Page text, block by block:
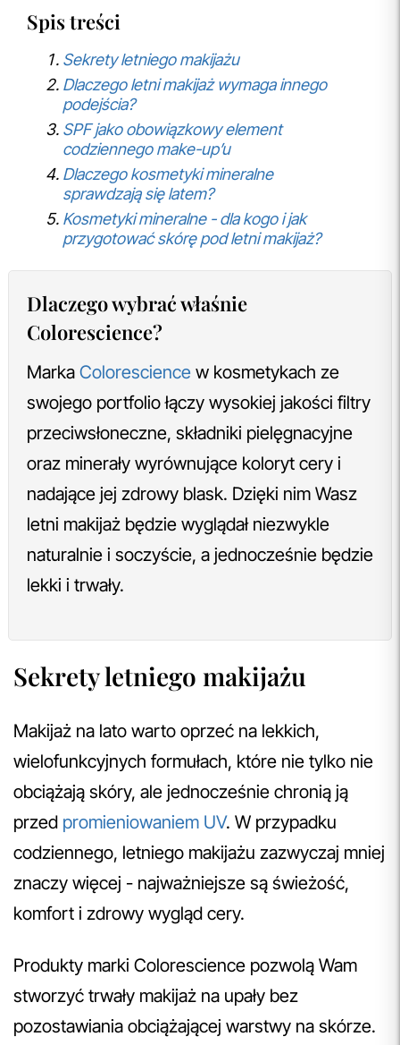
Spis treści
Sekrety letniego makijażu
Dlaczego letni makijaż wymaga innego
podejścia?
SPF jako obowiązkowy element
codziennego make-up’u
Dlaczego kosmetyki mineralne
sprawdzają się latem?
Kosmetyki mineralne - dla kogo i jak
przygotować skórę pod letni makijaż?
Dlaczego wybrać właśnie
Colorescience?
Marka Coloresciencew kosmetykach ze
swojego portfolio łączy wysokiej jakości filtry
przeciwsłoneczne, składniki pielęgnacyjne
oraz minerały wyrównujące koloryt cery i
nadające jej zdrowy blask. Dzięki nim Wasz
letni makijaż będzie wyglądał niezwykle
naturalnie i soczyście, a jednocześnie będzie
lekki i trwały.
Sekrety letniego makijażu
Makijaż na lato warto oprzeć na lekkich,
wielofunkcyjnych formułach, które nie tylko nie
obciążają skóry, ale jednocześnie chronią ją
przed promieniowaniem UV. W przypadku
codziennego, letniego makijażu zazwyczaj mniej
znaczy więcej - najważniejsze są świeżość,
komfort i zdrowy wygląd cery.
Produkty marki Colorescience pozwolą Wam
stworzyć trwały makijaż na upały bez
pozostawiania obciążającej warstwy na skórze.